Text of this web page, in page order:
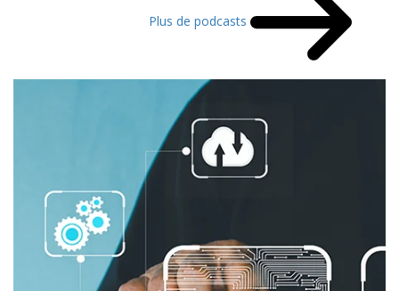
Plus de podcasts